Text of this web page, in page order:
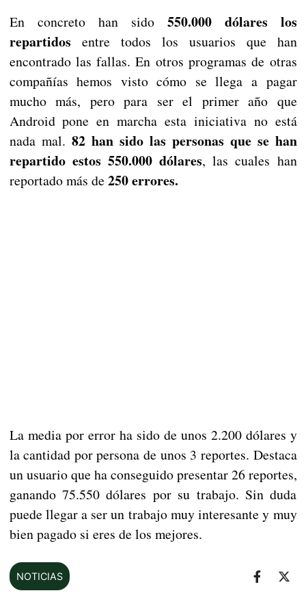
En concreto han sido 550.000 dólares los
repartidos entre todos los usuarios que han
encontrado las fallas. En otros programas de otras
compañías hemos visto cómo se llega a pagar
mucho más, pero para ser el primer año que
Android pone en marcha esta iniciativa no está
nada mal. 82 han sido las personas que se han
repartido estos 550.000 dólares, las cuales han
reportado más de 250 errores.
La media por error ha sido de unos 2.200 dólares y
la cantidad por persona de unos 3 reportes. Destaca
un usuario que ha conseguido presentar 26 reportes,
ganando 75.550 dólares por su trabajo. Sin duda
puede llegar a ser un trabajo muy interesante y muy
bien pagado si eres de los mejores.
NOTICIAS